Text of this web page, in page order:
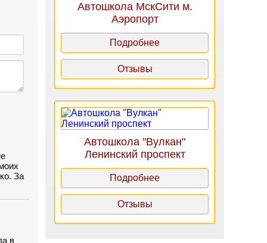
За
в
Автошкола МскСити м.
Аэропорт
Подробнее
Отзывы
Автошкола "Вулкан"
Ленинский проспект
Подробнее
Отзывы